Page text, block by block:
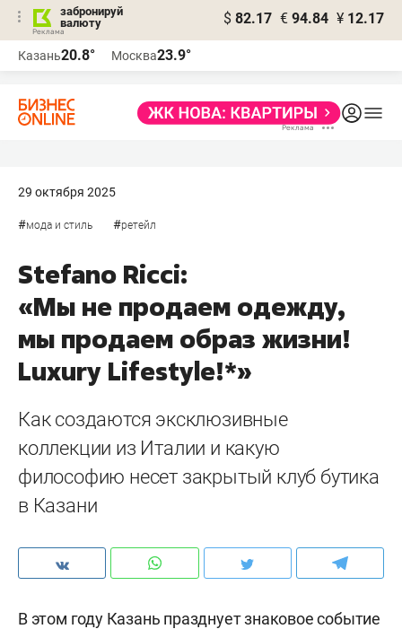
забронируй
валюту
$ 82.17 € 94.84 ¥ 12.17
Казань20.8° Москва23.9°
29 октября 2025
#мода и стиль #ретейл
Stefano Ricci:
«Мы не продаем одежду,
мы продаем образ жизни!
Luxury Lifestyle!*»
Как создаются эксклюзивные
коллекции из Италии и какую
философию несет закрытый клуб бутика
в Казани
В этом году Казань празднует знаковое событие